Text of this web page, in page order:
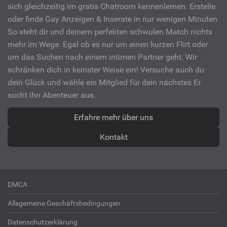
sich gleichzeitig im gratis Chatroom kennenlernen. Erstelle
oder finde Gay Anzeigen & Inserate in nur wenigen Minuten.
So steht dir und deinem perfekten schwulen Match nichts
mehr im Wege. Egal ob es nur um einen kurzen Flirt oder
um das Suchen nach einem intimen Partner geht. Wir
schränken dich in keinster Weise ein! Versuche auch du
dein Glück und wähle ein Mitglied für dein nächstes Er
sucht ihn Abenteuer aus.
Erfahre mehr über uns
Kontakt
DMCA
Allegemeine Geschäftsbedingungen
Datenschutzerklärung